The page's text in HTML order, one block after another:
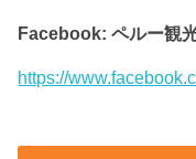
Facebook: ペルー観
https://